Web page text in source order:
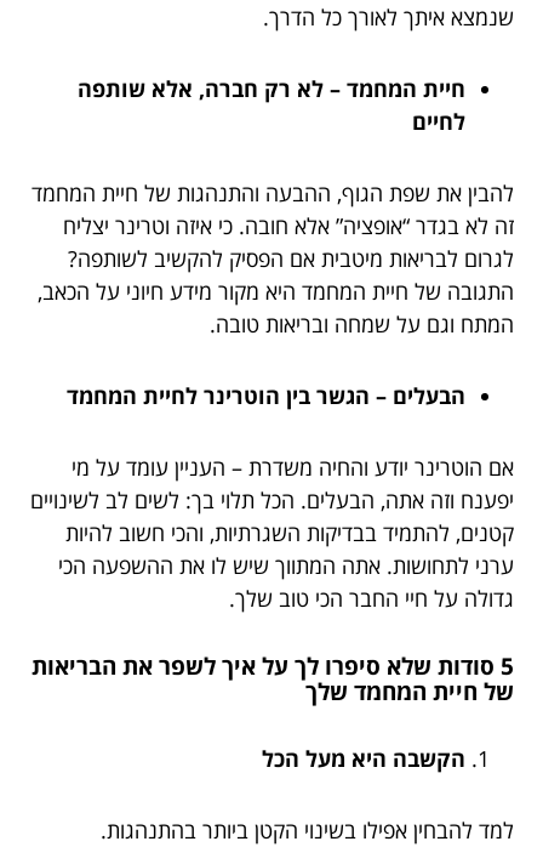
שנמצא איתך לאורך כל הדרך.
חיית המחמד – לא רק חברה, אלא שותפה
לחיים
להבין את שפת הגוף, ההבעה והתנהגות של חיית המחמד
זה לא בגדר “אופציה” אלא חובה. כי איזה וטרינר יצליח
לגרום לבריאות מיטבית אם הפסיק להקשיב לשותפה?
התגובה של חיית המחמד היא מקור מידע חיוני על הכאב,
המתח וגם על שמחה ובריאות טובה.
הבעלים – הגשר בין הוטרינר לחיית המחמד
אם הוטרינר יודע והחיה משדרת – העניין עומד על מי
יפענח וזה אתה, הבעלים. הכל תלוי בך: לשים לב לשינויים
קטנים, להתמיד בבדיקות השגרתיות, והכי חשוב להיות
ערני לתחושות. אתה המתווך שיש לו את ההשפעה הכי
גדולה על חיי החבר הכי טוב שלך.
5 סודות שלא סיפרו לך על איך לשפר את הבריאות
של חיית המחמד שלך
הקשבה היא מעל הכל
למד להבחין אפילו בשינוי הקטן ביותר בהתנהגות.